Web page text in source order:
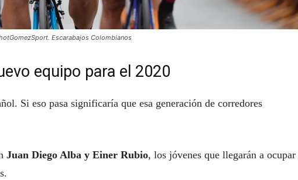
Escarabajos Colombianos
equipo para el 2020
Si eso pasa significaría que esa generación de corredores
Juan Diego Alba y Einer Rubio, los jóvenes que llegarán a ocupar